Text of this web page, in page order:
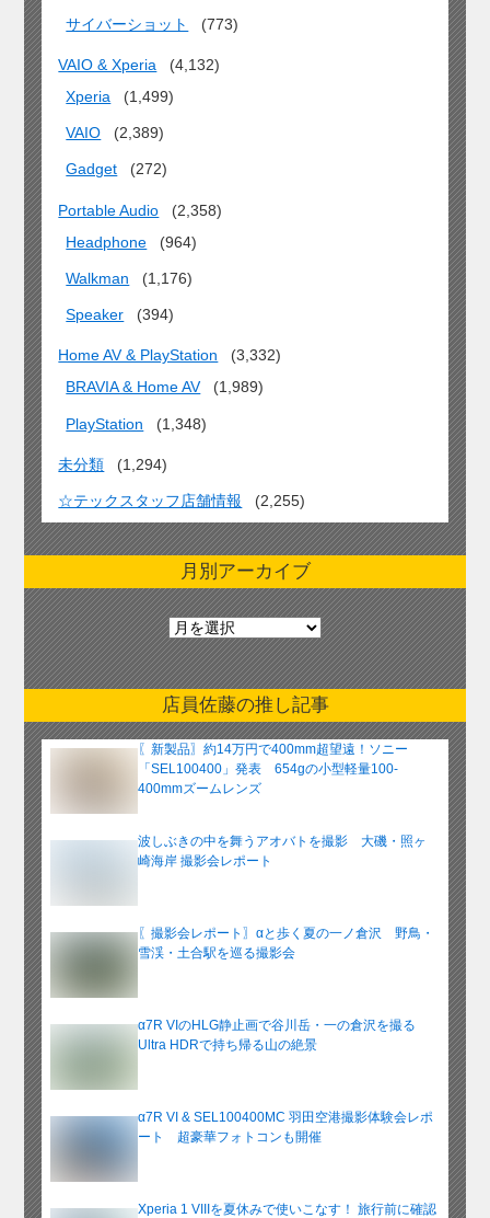
サイバーショット (773)
VAIO & Xperia
(4,132)
Xperia
(1,499)
VAIO (2,389)
Gadget (272)
Portable Audio
(2,358)
Headphone
(964)
Walkman (1,176)
Speaker (394)
Home AV & PlayStation
(3,332)
BRAVIA & Home AV
(1,989)
PlayStation (1,348)
未分類 (1,294)
☆テックスタッフ店舗情報 (2,255)
月別アーカイブ
月
別
ア
ー
カ
イ
ブ
店員佐藤の推し記事
〖新製品〗約14万円で400mm超望遠！ソニー
「SEL100400」発表 654gの小型軽量100-
400mmズームレンズ
波しぶきの中を舞うアオバトを撮影 大磯・照ヶ
崎海岸 撮影会レポート
〖撮影会レポート〗αと歩く夏の一ノ倉沢 野鳥・
雪渓・土合駅を巡る撮影会
α7R VIのHLG静止画で谷川岳・一の倉沢を撮る
Ultra HDRで持ち帰る山の絶景
α7R VI & SEL100400MC 羽田空港撮影体験会レポ
ート 超豪華フォトコンも開催
Xperia 1 VIIIを夏休みで使いこなす！ 旅行前に確認